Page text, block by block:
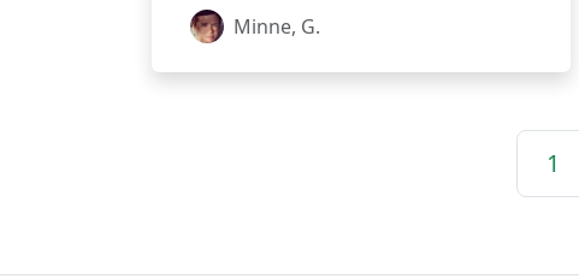
Minne, G.
1